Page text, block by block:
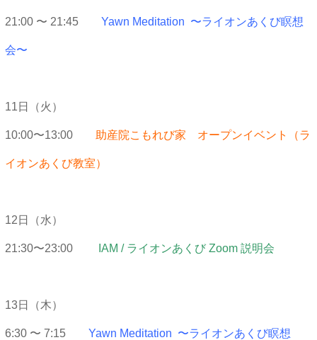
21:00 〜 21:45 Yawn Meditation 〜ライオンあくび瞑想
会〜
11日（火）
10:00〜13:00 助産院こもれび家 オープンイベント（ラ
イオンあくび教室）
12日（水）
21:30〜23:00 IAM / ライオンあくび Zoom 説明会
13日（木）
6:30 〜 7:15 Yawn Meditation 〜ライオンあくび瞑想